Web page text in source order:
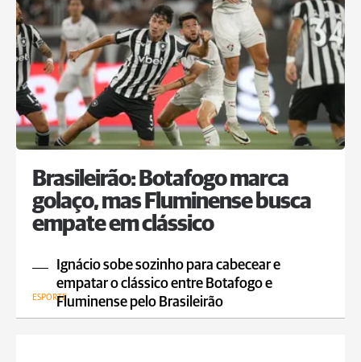
Brasileirão: Botafogo marca
golaço, mas Fluminense busca
empate em clássico
Ignácio sobe sozinho para cabecear e
empatar o clássico entre Botafogo e
Fluminense pelo Brasileirão
ESPORTE